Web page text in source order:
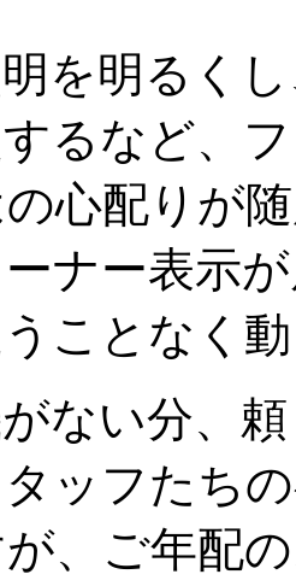
を明るく
るなど、
心配りが
ナー表示
ことなく
ない分、
ッフたち
、ご年配